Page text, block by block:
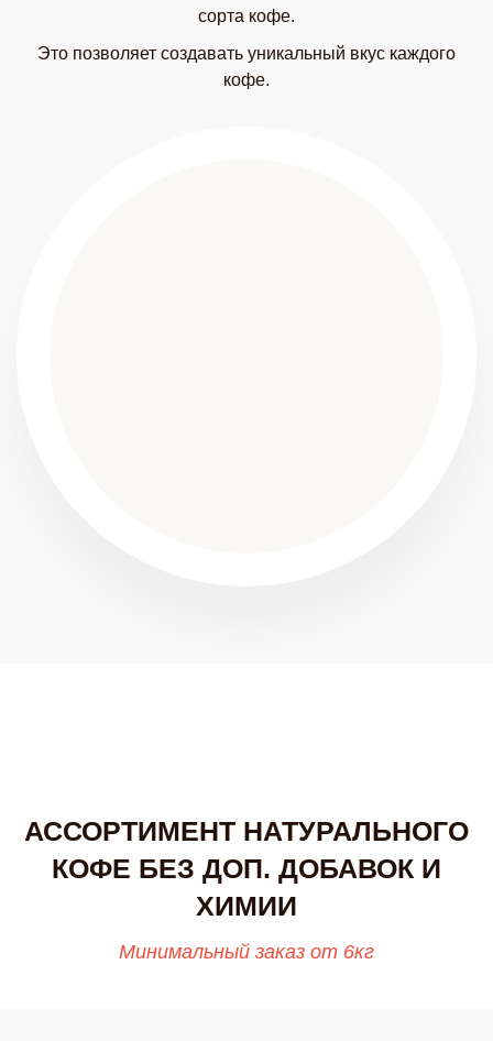
сорта кофе.
Это позволяет создавать уникальный вкус каждого
кофе.
АССОРТИМЕНТ НАТУРАЛЬНОГО
КОФЕ БЕЗ ДОП. ДОБАВОК И
ХИМИИ
Минимальный заказ от 6кг